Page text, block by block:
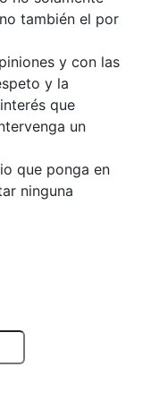
también el por
y con las
y la
que
un
que ponga en
ninguna